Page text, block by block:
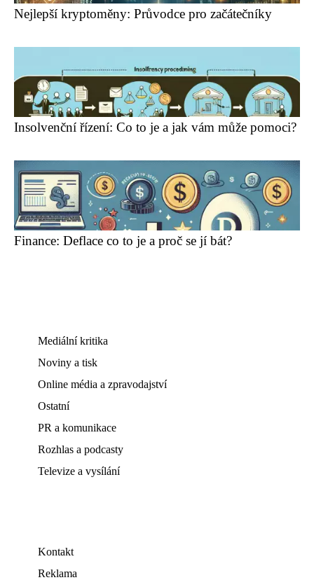
Nejlepší kryptoměny: Průvodce pro začátečníky
Insolvenční řízení: Co to je a jak vám může pomoci?
Finance: Deflace co to je a proč se jí bát?
Mediální kritika
Noviny a tisk
Online média a zpravodajství
Ostatní
PR a komunikace
Rozhlas a podcasty
Televize a vysílání
Kontakt
Reklama